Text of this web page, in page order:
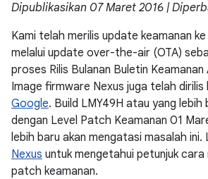
Dipublikasikan 07 Maret 2016 |
Kami telah merilis update keamanan
melalui update over-the-air (OTA)
proses Rilis Bulanan Buletin Keamanan
Image firmware Nexus juga telah dirilis
Google. Build LMY49H atau yang lebih
dengan Level Patch Keamanan 01
lebih baru akan mengatasi masalah ini.
Nexus untuk mengetahui petunjuk
patch keamanan.